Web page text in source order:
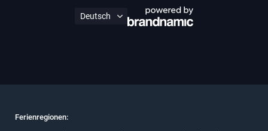
Ferienregionen: